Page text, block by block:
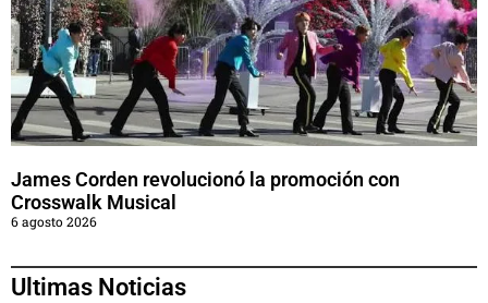
James Corden revolucionó la promoción con
Crosswalk Musical
6 agosto 2026
Ultimas Noticias